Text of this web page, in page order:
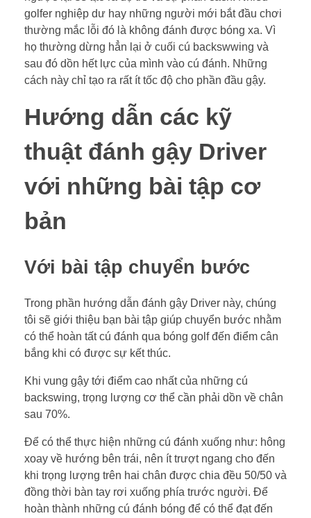
golfer nghiệp dư hay những người mới bắt đầu chơi
thường mắc lỗi đó là không đánh được bóng xa. Vì
họ thường dừng hẳn lại ở cuối cú backswwing và
sau đó dồn hết lực của mình vào cú đánh. Những
cách này chỉ tạo ra rất ít tốc độ cho phần đầu gậy.
Hướng dẫn các kỹ
thuật đánh gậy Driver
với những bài tập cơ
bản
Với bài tập chuyển bước
Trong phần hướng dẫn đánh gậy Driver này, chúng
tôi sẽ giới thiệu bạn bài tập giúp chuyển bước nhằm
có thể hoàn tất cú đánh qua bóng golf đến điểm cân
bắng khi có được sự kết thúc.
Khi vung gậy tới điểm cao nhất của những cú
backswing, trọng lượng cơ thể cần phải dồn về chân
sau 70%.
Để có thể thực hiện những cú đánh xuống như: hông
xoay về hướng bên trái, nên ít trượt ngang cho đến
khi trọng lượng trên hai chân được chia đều 50/50 và
đồng thời bàn tay rơi xuống phía trước người. Để
hoàn thành những cú đánh bóng để có thể đạt đến